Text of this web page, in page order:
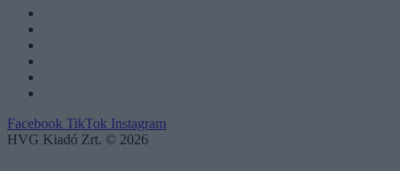
Facebook TikTok Instagram
HVG Kiadó Zrt. © 2026